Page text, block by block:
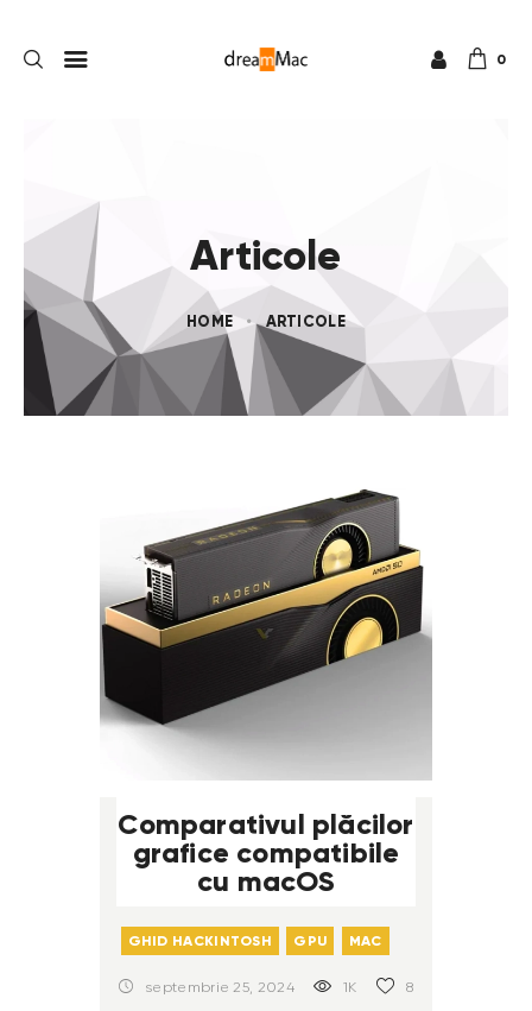
0
Articole
HOME ARTICOLE
Comparativul plăcilor
grafice compatibile
cu macOS
GHID HACKINTOSH GPU MAC
septembrie 25, 2024 1K 8